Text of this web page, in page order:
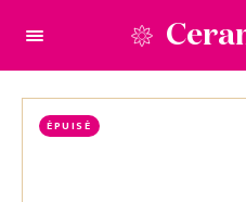
ÉPUISÉ